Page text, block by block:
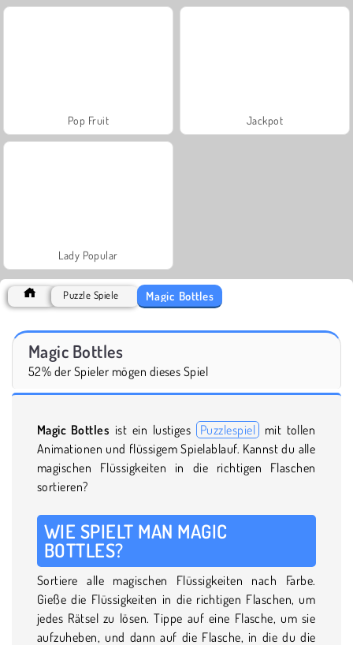
Pop Fruit Jackpot
Lady Popular
Puzzle Spiele Magic Bottles
Magic Bottles
52% der Spieler mögen dieses Spiel
Magic Bottles ist ein lustiges Puzzlespiel
mit tollen
Animationen und flüssigem Spielablauf. Kannst du alle
magischen Flüssigkeiten in die richtigen Flaschen
sortieren?
WIE SPIELT MAN MAGIC
BOTTLES?
Sortiere alle magischen Flüssigkeiten nach Farbe.
Gieße die Flüssigkeiten in die richtigen Flaschen, um
jedes Rätsel zu lösen. Tippe auf eine Flasche, um sie
aufzuheben, und dann auf die Flasche, in die du die